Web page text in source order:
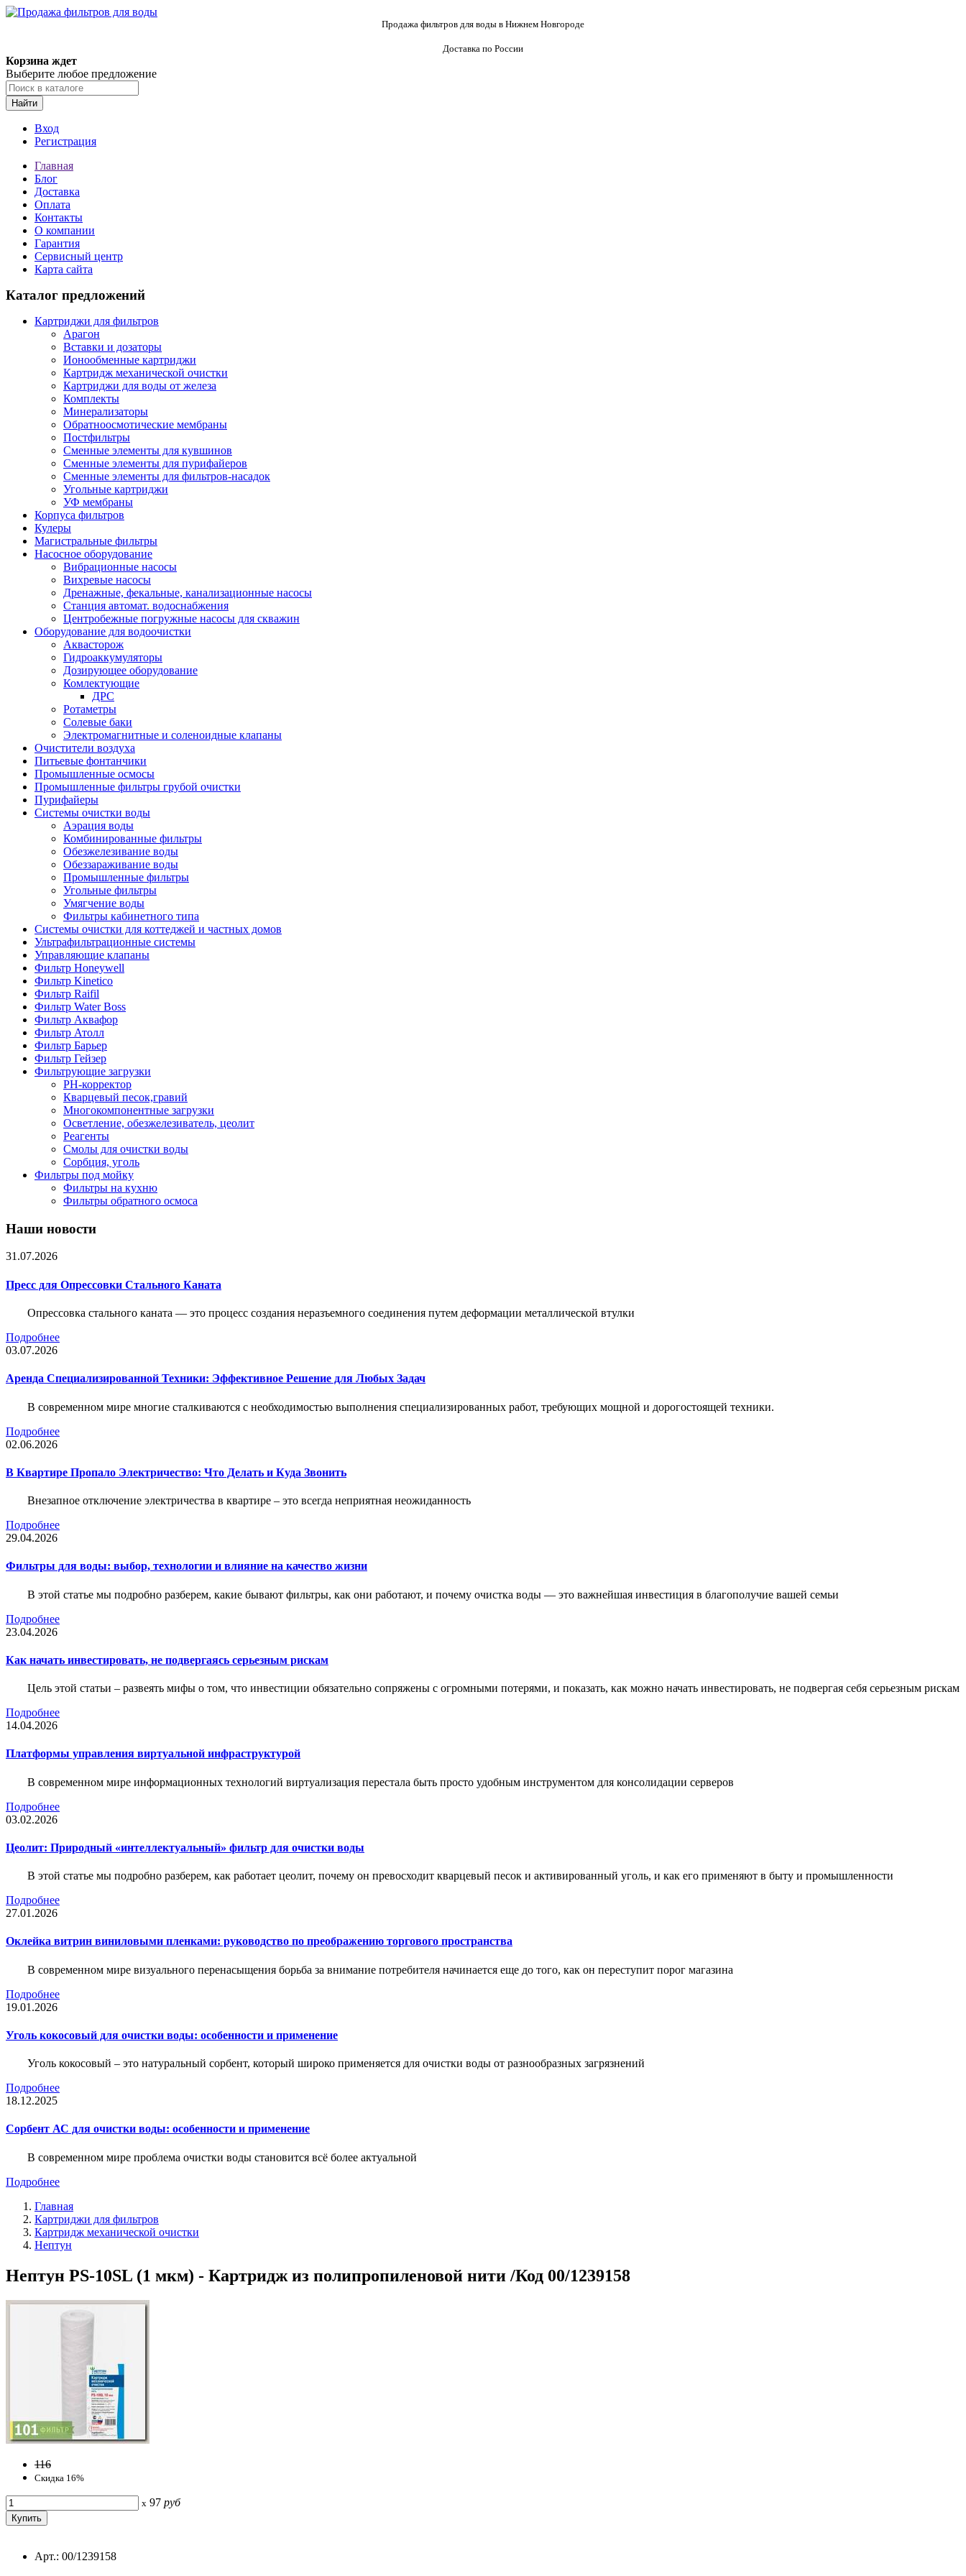
Продажа фильтров для воды в Нижнем Новгороде
Доставка по России
Корзина ждет
Выберите любое предложение
Найти
Вход
Регистрация
Главная
Блог
Доставка
Оплата
Контакты
О компании
Гарантия
Сервисный центр
Карта сайта
Каталог предложений
Картриджи для фильтров
Арагон
Вставки и дозаторы
Ионообменные картриджи
Картридж механической очистки
Картриджи для воды от железа
Комплекты
Минерализаторы
Обратноосмотические мембраны
Постфильтры
Сменные элементы для кувшинов
Сменные элементы для пурифайеров
Сменные элементы для фильтров-насадок
Угольные картриджи
УФ мембраны
Корпуса фильтров
Кулеры
Магистральные фильтры
Насосное оборудование
Вибрационные насосы
Вихревые насосы
Дренажные, фекальные, канализационные насосы
Станция автомат. водоснабжения
Центробежные погружные насосы для скважин
Оборудование для водоочистки
Аквасторож
Гидроаккумуляторы
Дозирующее оборудование
Комлектующие
ДРС
Ротаметры
Солевые баки
Электромагнитные и соленоидные клапаны
Очистители воздуха
Питьевые фонтанчики
Промышленные осмосы
Промышленные фильтры грубой очистки
Пурифайеры
Системы очистки воды
Аэрация воды
Комбинированные фильтры
Обезжелезивание воды
Обеззараживание воды
Промышленные фильтры
Угольные фильтры
Умягчение воды
Фильтры кабинетного типа
Системы очистки для коттеджей и частных домов
Ультрафильтрационные системы
Управляющие клапаны
Фильтр Honeywell
Фильтр Kinetico
Фильтр Raifil
Фильтр Water Boss
Фильтр Аквафор
Фильтр Атолл
Фильтр Барьер
Фильтр Гейзер
Фильтрующие загрузки
PH-корректор
Кварцевый песок,гравий
Многокомпонентные загрузки
Осветление, обезжелезиватель, цеолит
Реагенты
Смолы для очистки воды
Сорбция, уголь
Фильтры под мойку
Фильтры на кухню
Фильтры обратного осмоса
Наши новости
31.07.2026
Пресс для Опрессовки Стального Каната
Опрессовка стального каната — это процесс создания неразъемного соединения путем деформации металлической втулки
Подробнее
03.07.2026
Аренда Специализированной Техники: Эффективное Решение для Любых Задач
В современном мире многие сталкиваются с необходимостью выполнения специализированных работ, требующих мощной и дорогостоящей техники.
Подробнее
02.06.2026
В Квартире Пропало Электричество: Что Делать и Куда Звонить
Внезапное отключение электричества в квартире – это всегда неприятная неожиданность
Подробнее
29.04.2026
Фильтры для воды: выбор, технологии и влияние на качество жизни
В этой статье мы подробно разберем, какие бывают фильтры, как они работают, и почему очистка воды — это важнейшая инвестиция в благополучие вашей семьи
Подробнее
23.04.2026
Как начать инвестировать, не подвергаясь серьезным рискам
Цель этой статьи – развеять мифы о том, что инвестиции обязательно сопряжены с огромными потерями, и показать, как можно начать инвестировать, не подвергая себя серьезным рискам
Подробнее
14.04.2026
Платформы управления виртуальной инфраструктурой
В современном мире информационных технологий виртуализация перестала быть просто удобным инструментом для консолидации серверов
Подробнее
03.02.2026
Цеолит: Природный «интеллектуальный» фильтр для очистки воды
В этой статье мы подробно разберем, как работает цеолит, почему он превосходит кварцевый песок и активированный уголь, и как его применяют в быту и промышленности
Подробнее
27.01.2026
Оклейка витрин виниловыми пленками: руководство по преображению торгового пространства
В современном мире визуального перенасыщения борьба за внимание потребителя начинается еще до того, как он переступит порог магазина
Подробнее
19.01.2026
Уголь кокосовый для очистки воды: особенности и применение
Уголь кокосовый – это натуральный сорбент, который широко применяется для очистки воды от разнообразных загрязнений
Подробнее
18.12.2025
Сорбент АС для очистки воды: особенности и применение
В современном мире проблема очистки воды становится всё более актуальной
Подробнее
Главная
Картриджи для фильтров
Картридж механической очистки
Нептун
Нептун PS-10SL (1 мкм) - Картридж из полипропиленовой нити /Код 00/1239158
116
Скидка 16%
x 97 руб
Арт.: 00/1239158